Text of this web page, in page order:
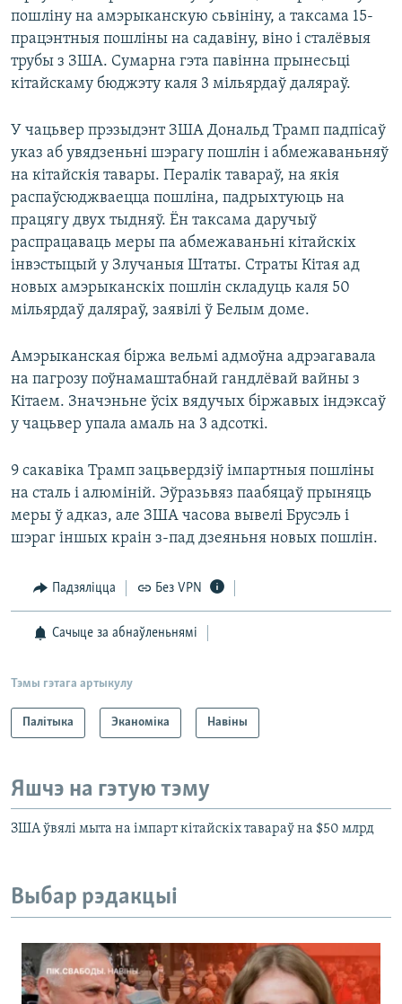
пошліну на амэрыканскую сьвініну, а таксама 15-
працэнтныя пошліны на садавіну, віно і сталёвыя
трубы з ЗША. Сумарна гэта павінна прынесьці
кітайскаму бюджэту каля 3 мільярдаў даляраў.
У чацьвер прэзыдэнт ЗША Дональд Трамп падпісаў
указ аб увядзеньні шэрагу пошлін і абмежаваньняў
на кітайскія тавары. Пералік тавараў, на якія
распаўсюджваецца пошліна, падрыхтуюць на
працягу двух тыдняў. Ён таксама даручыў
распрацаваць меры па абмежаваньні кітайскіх
інвэстыцый у Злучаныя Штаты. Страты Кітая ад
новых амэрыканскіх пошлін складуць каля 50
мільярдаў даляраў, заявілі ў Белым доме.
Амэрыканская біржа вельмі адмоўна адрэагавала
на пагрозу поўнамаштабнай гандлёвай вайны з
Кітаем. Значэньне ўсіх вядучых біржавых індэксаў
у чацьвер упала амаль на 3 адсоткі.
9 сакавіка Трамп зацьвердзіў імпартныя пошліны
на сталь і алюміній. Эўразьвяз паабяцаў прыняць
меры ў адказ, але ЗША часова вывелі Брусэль і
шэраг іншых краін з-пад дзеяньня новых пошлін.
Падзяліцца Без VPN
Сачыце за абнаўленьнямі
Тэмы гэтага артыкулу
Палітыка Эканоміка Навіны
Яшчэ на гэтую тэму
ЗША ўвялі мыта на імпарт кітайскіх тавараў на $50 млрд
Выбар рэдакцыі